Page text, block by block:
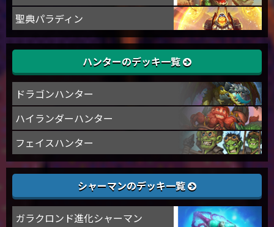
聖典パラディン
ハンターのデッキ一覧
ドラゴンハンター
ハイランダーハンター
フェイスハンター
シャーマンのデッキ一覧
ガラクロンド進化シャーマン